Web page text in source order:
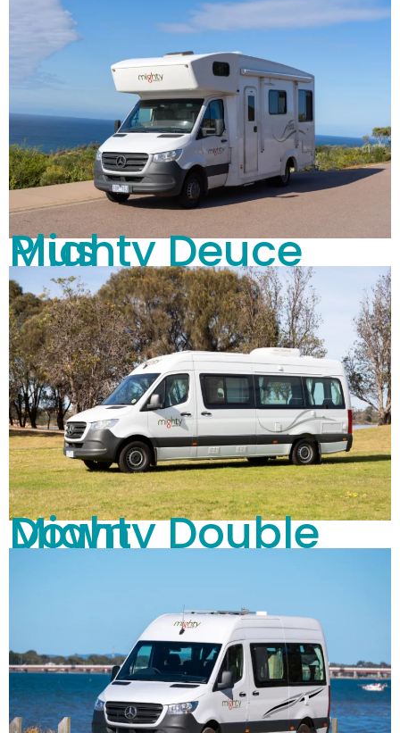
Mighty Deuce Plus
Mighty Double Down